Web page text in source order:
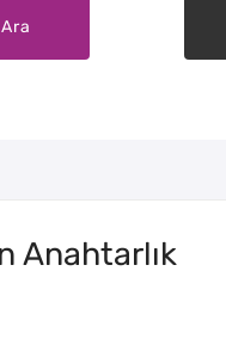
Ara
Anahtarlık